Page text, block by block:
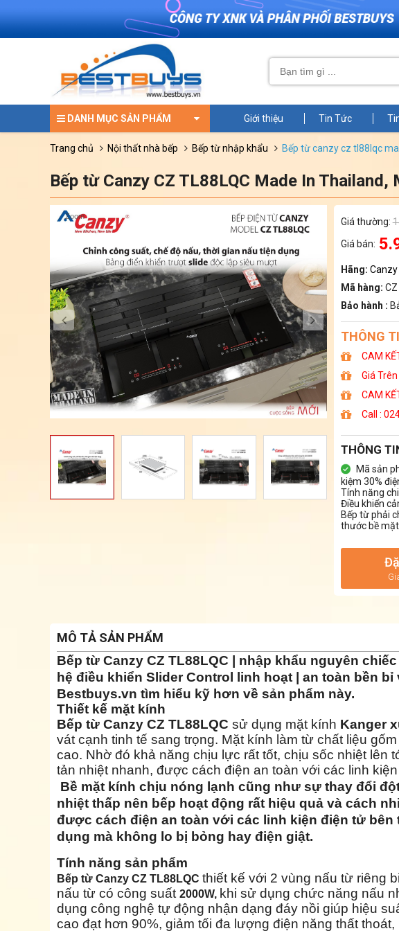
DANH MỤC SẢN PHẨM Giới thiệu Tin Tức
trang chủ nội thất nhà bếp bếp từ nhập khẩu bếp từ canzy cz tl88lqc
Bếp từ Canzy CZ TL88LQC Made In Thailand,
Zoom Zoom
Giá thường:
Giá bán:
Hãng: Canzy
Mã hàng:
Bảo hành :
THÔNG
CAM
Giá
CAM
Call :
THÔNG
Mã sản
kiệm 30%
Tính năng
Điều khiển
Bếp từ phải
thước bề
MÔ TẢ SẢN PHẨM
Bếp từ Canzy CZ TL88LQC | nhập khẩu nguyên
hệ điều khiển Slider Control linh hoạt | an toàn bền
Bestbuys.vn tìm hiểu kỹ hơn về sản phẩm này.
Thiết kế mặt kính
Bếp từ Canzy CZ TL88LQC sử dụng mặt kính Kanger
vát cạnh tinh tế sang trọng. Mặt kính làm từ chất liệu
cao. Nhờ đó khả năng chịu lực rất tốt, chịu sốc nhiệt lên
tản nhiệt nhanh, được cách điện an toàn với các linh
Bề mặt kính chịu nóng lạnh cũng như sự thay đổi
nhiệt thấp nên bếp hoạt động rất hiệu quả và cách
được cách điện an toàn với các linh kiện điện tử bên
dụng mà không lo bị bỏng hay điện giật.
Tính năng sản phẩm
Bếp từ Canzy CZ TL88LQC thiết kế với 2 vùng nấu từ riêng
nấu từ có công suất 2000W, khi sử dụng chức năng nấu
dụng công nghệ tự động nhận dạng đáy nồi giúp hiệu
cao đạt hơn 90%, giảm tối đa lượng điện năng thất